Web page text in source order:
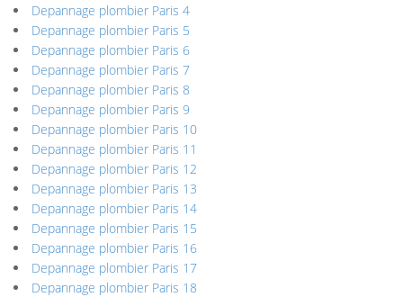
Depannage plombier Paris 4
Depannage plombier Paris 5
Depannage plombier Paris 6
Depannage plombier Paris 7
Depannage plombier Paris 8
Depannage plombier Paris 9
Depannage plombier Paris 10
Depannage plombier Paris 11
Depannage plombier Paris 12
Depannage plombier Paris 13
Depannage plombier Paris 14
Depannage plombier Paris 15
Depannage plombier Paris 16
Depannage plombier Paris 17
Depannage plombier Paris 18